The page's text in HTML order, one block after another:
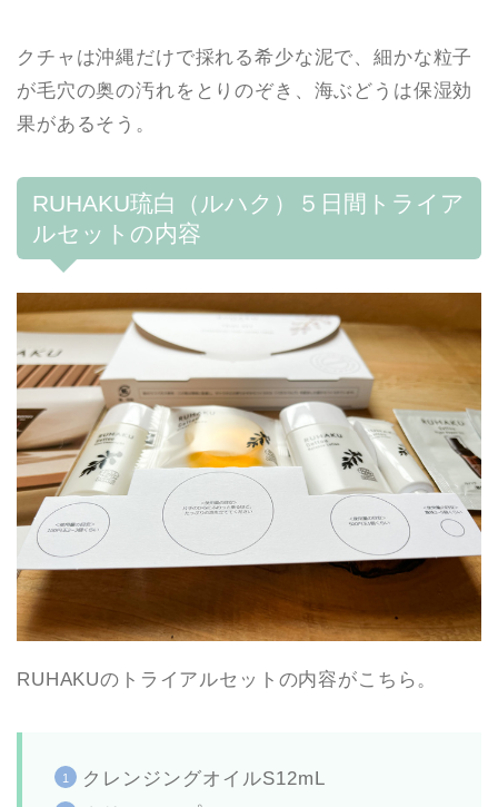
クチャは沖縄だけで採れる希少な泥で、細かな粒子
が毛穴の奥の汚れをとりのぞき、海ぶどうは保湿効
果があるそう。
RUHAKU琉白（ルハク）５日間トライア
ルセットの内容
RUHAKUのトライアルセットの内容がこちら。
クレンジングオイルS12mL